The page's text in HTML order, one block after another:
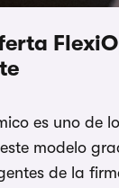
es uno de
modelo
de la